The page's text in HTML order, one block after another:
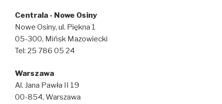
Centrala - Nowe Osiny
Nowe Osiny, ul. Piękna 1
05-300, Mińsk Mazowiecki
Tel: 25 786 05 24
Warszawa
Al. Jana Pawła II 19
00-854, Warszawa